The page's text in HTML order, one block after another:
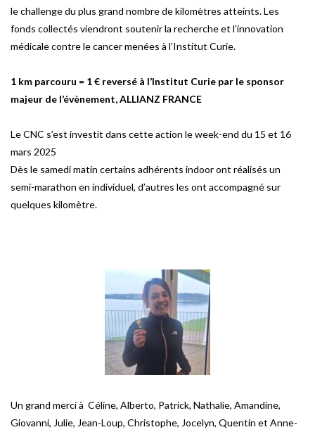
le challenge du plus grand nombre de kilomètres atteints. Les
fonds collectés viendront soutenir la recherche et l’innovation
médicale contre le cancer menées à l’Institut Curie.
1 km parcouru = 1 € reversé à l’Institut Curie par le sponsor
majeur de l’évènement, ALLIANZ FRANCE
Le CNC s’est investit dans cette action le week-end du 15 et 16
mars 2025
Dès le samedi matin certains adhérents indoor ont réalisés un
semi-marathon en individuel, d’autres les ont accompagné sur
quelques kilomètre.
Un grand merci à Céline, Alberto, Patrick, Nathalie, Amandine,
Giovanni, Julie, Jean-Loup, Christophe, Jocelyn, Quentin et Anne-